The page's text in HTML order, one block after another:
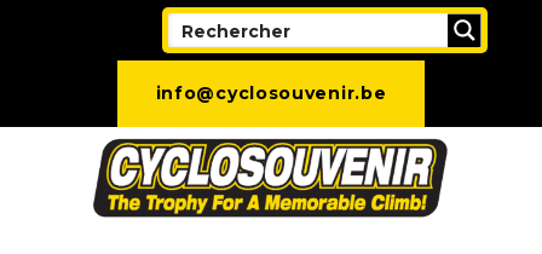
info@cyclosouvenir.be